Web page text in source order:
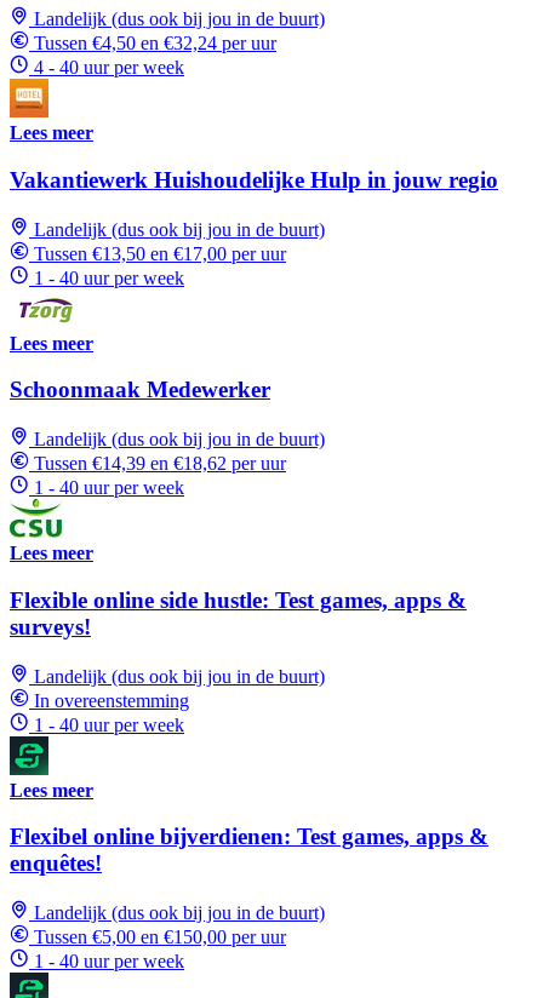
Landelijk (dus ook bij jou in de buurt)
Tussen €4,50 en €32,24 per uur
4 - 40 uur per week
Lees meer
Vakantiewerk Huishoudelijke Hulp in jouw regio
Landelijk (dus ook bij jou in de buurt)
Tussen €13,50 en €17,00 per uur
1 - 40 uur per week
Lees meer
Schoonmaak Medewerker
Landelijk (dus ook bij jou in de buurt)
Tussen €14,39 en €18,62 per uur
1 - 40 uur per week
Lees meer
Flexible online side hustle: Test games, apps &
surveys!
Landelijk (dus ook bij jou in de buurt)
In overeenstemming
1 - 40 uur per week
Lees meer
Flexibel online bijverdienen: Test games, apps &
enquêtes!
Landelijk (dus ook bij jou in de buurt)
Tussen €5,00 en €150,00 per uur
1 - 40 uur per week